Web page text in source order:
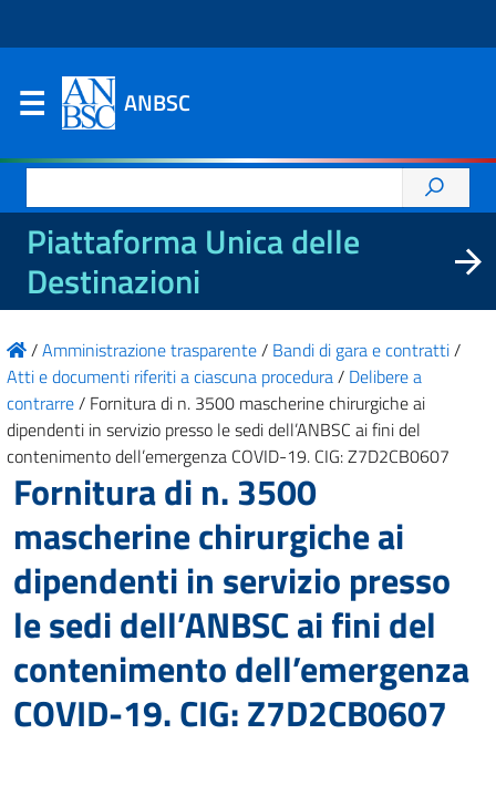
ANBSC
per:
Piattaforma Unica delle
Destinazioni
/Amministrazione trasparente/ Bandi di gara e contratti/
Atti e documenti riferiti a ciascuna procedura/ Delibere a
contrarre/ Fornitura di n. 3500 mascherine chirurgiche ai
dipendenti in servizio presso le sedi dell’ANBSC ai fini del
contenimento dell’emergenza COVID-19. CIG: Z7D2CB0607
Fornitura di n. 3500
mascherine chirurgiche ai
dipendenti in servizio presso
le sedi dell’ANBSC ai fini del
contenimento dell’emergenza
COVID-19. CIG: Z7D2CB0607